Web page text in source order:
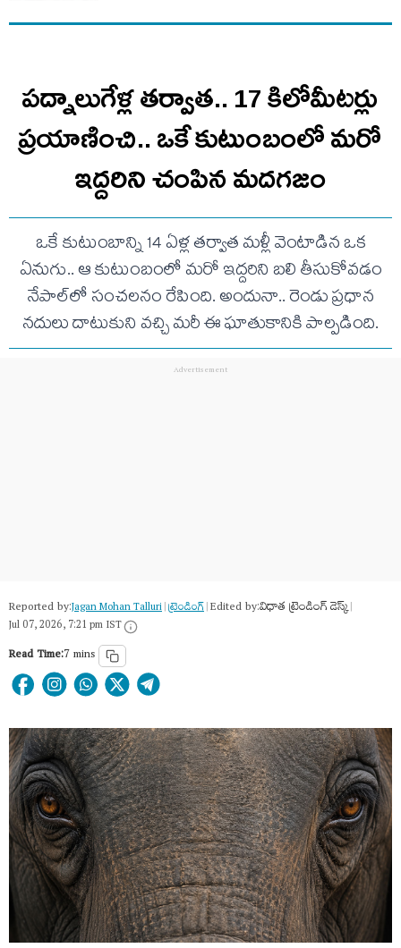
పద్నాలుగేళ్ల తర్వాత.. 17 కిలోమీటర్లు
ప్రయాణించి.. ఒకే కుటుంబంలో మరో
ఇద్దరిని చంపిన మదగజం
ఒకే కుటుంబాన్ని 14 ఏళ్ల తర్వాత మళ్లీ వెంటాడిన ఒక
ఏనుగు.. ఆ కుటుంబంలో మరో ఇద్దరిని బలి తీసుకోవడం
నేపాల్‌లో సంచలనం రేపింది. అందునా.. రెండు ప్రధాన
నదులు దాటుకుని వచ్చి మరీ ఈ ఘాతుకానికి పాల్పడింది.
Reported by:Jagan Mohan Talluri|ట్రెండింగ్|Edited by:విధాత ట్రెండింగ్ డెస్క్|
Jul 07, 2026, 7:21 pm IST
Read Time:7 mins